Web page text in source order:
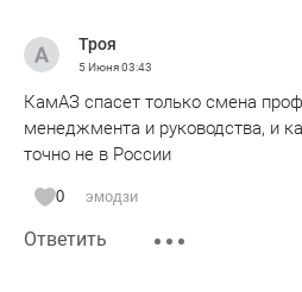
полисами и техно центрами и
циклу развития 1 - 7.
Троя
5 Июня03:43
КамАЗ спасет только смена
менеджмента и руководства, и
точно не в России
0 эмодзи
Ответить